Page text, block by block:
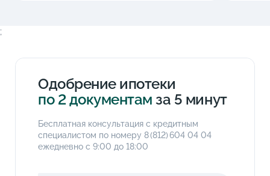
;
Одобрение ипотеки
по 2 документам за 5 минут
Бесплатная консультация с кредитным
специалистом по номеру8 (812) 604 04 04
ежедневно с 9:00 до 18:00